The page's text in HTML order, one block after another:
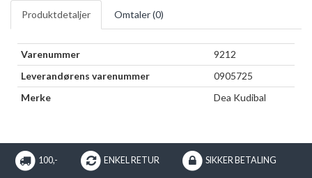
Produktdetaljer Omtaler (0)
Varenummer
9212
Leverandørens varenummer
0905725
Merke
Dea Kudibal
100,- ENKEL RETUR SIKKER BETALING